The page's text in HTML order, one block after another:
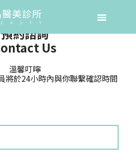
預約諮詢
Us
溫馨叮嚀
將於24小時內與你聯繫確認時間